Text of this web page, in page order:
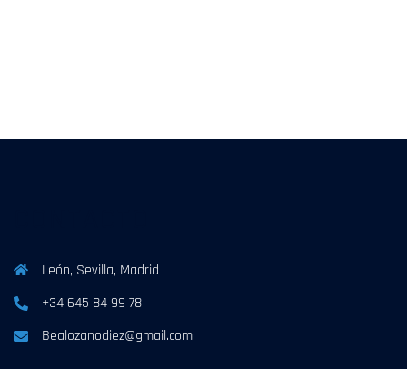
León, Sevilla, Madrid
+34 645 84 99 78
Bealozanodiez@gmail.com